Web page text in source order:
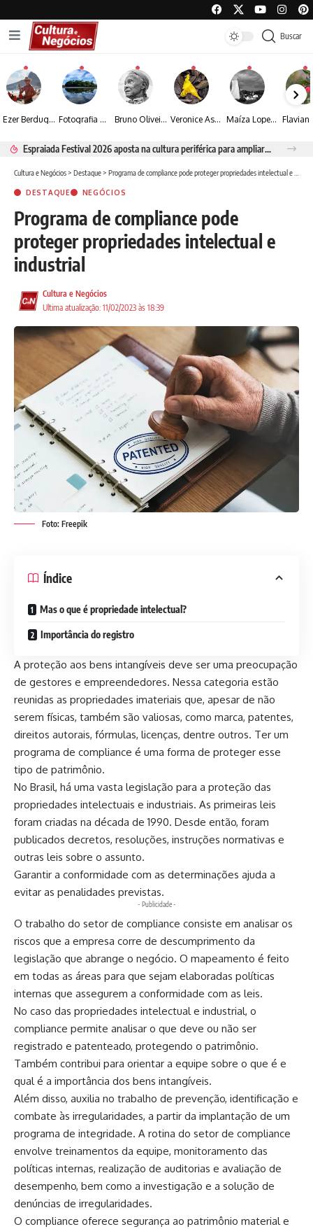
Buscar
Ezer Berdugo transforma experiências multiculturais e memórias em narrativas visuais por meio da fotografia Fotografia de Fátima Carlini transforma paisagens naturais em experiências de contemplação Bruno Oliveira retrata o cotidiano urbano por meio da fotografia em preto e branco Veronice Assini Saes transforma a natureza em fotografias marcadas pela sensibilidade Maíza Lopes transforma cultura popular baiana em narrativas fotográficas
Espraiada Festival 2026 aposta na cultura periférica para ampliar oportunidades na zona sul
Cultura e Negócios> Destaque> Programa de compliance pode proteger propriedades intelectual e industrial
DESTAQUE NEGÓCIOS
Programa de compliance pode
proteger propriedades intelectual e
industrial
Ultima atualização: 11/02/2023 às 18:39
Cultura e Negócios
Foto: Freepik
Índice
Mas o que é propriedade intelectual?
Importância do registro
A proteção aos bens intangíveis deve ser uma preocupação
de gestores e empreendedores. Nessa categoria estão
reunidas as propriedades imateriais que, apesar de não
serem físicas, também são valiosas, como marca, patentes,
direitos autorais, fórmulas, licenças, dentre outros. Ter um
programa de compliance é uma forma de proteger esse
tipo de patrimônio.
No Brasil, há uma vasta legislação para a proteção das
propriedades intelectuais e industriais. As primeiras leis
foram criadas na década de 1990. Desde então, foram
publicados decretos, resoluções, instruções normativas e
outras leis sobre o assunto.
Garantir a conformidade com as determinações ajuda a
evitar as penalidades previstas.
- Publicidade -
O trabalho do setor de compliance consiste em analisar os
riscos que a empresa corre de descumprimento da
legislação que abrange o negócio. O mapeamento é feito
em todas as áreas para que sejam elaboradas políticas
internas que assegurem a conformidade com as leis.
No caso das propriedades intelectual e industrial, o
compliance permite analisar o que deve ou não ser
registrado e patenteado, protegendo o patrimônio.
Também contribui para orientar a equipe sobre o que é e
qual é a importância dos bens intangíveis.
Além disso, auxilia no trabalho de prevenção, identificação e
combate às irregularidades, a partir da implantação de um
programa de integridade. A rotina do setor de compliance
envolve treinamentos da equipe, monitoramento das
políticas internas, realização de auditorias e avaliação de
desempenho, bem como a investigação e a solução de
denúncias de irregularidades.
O compliance oferece segurança ao patrimônio material e